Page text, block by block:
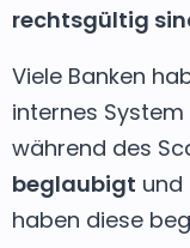
rechtsgültig
Viele Banken
internes
während des
beglaubigt und
haben diese